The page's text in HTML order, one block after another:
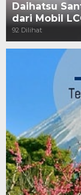
Daihatsu
dari Mobil
92 Dilihat